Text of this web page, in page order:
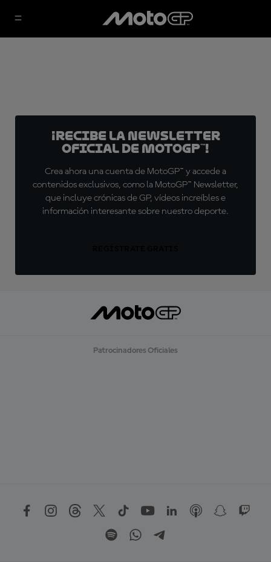
¡Recibe la Newsletter
oficial de MotoGP™!
Crea ahora una cuenta de MotoGP™ y accede a
contenidos exclusivos, como la MotoGP™ Newsletter,
que incluye crónicas de GP, vídeos increíbles e
información interesante sobre nuestro deporte.
Patrocinadores Oficiales